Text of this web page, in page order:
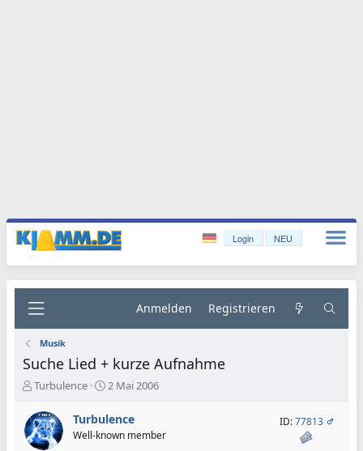
Login NEU
Anmelden Registrieren
Musik
Suche Lied + kurze Aufnahme
E
s
t
e
Turbulence
E
s
t
e
2 Mai 2006
Turbulence
Well-known member
ID:77813